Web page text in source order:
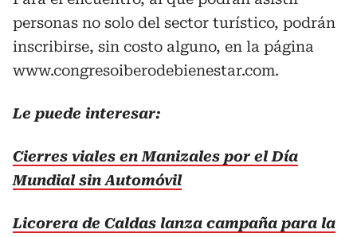
personas no solo del sector turístico, podrán
inscribirse, sin costo alguno, en la página
www.congresoiberodebienestar.com.
Le puede interesar:
Cierres viales en Manizales por el Día
Mundial sin Automóvil
Licorera de Caldas lanza campaña para la